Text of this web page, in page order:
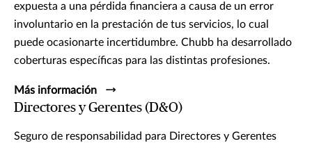
expuesta a una pérdida financiera a causa de un error
involuntario en la prestación de tus servicios, lo cual
puede ocasionarte incertidumbre. Chubb ha desarrollado
coberturas específicas para las distintas profesiones.
Más información
Directores y Gerentes (D&O)
Seguro de responsabilidad para Directores y Gerentes